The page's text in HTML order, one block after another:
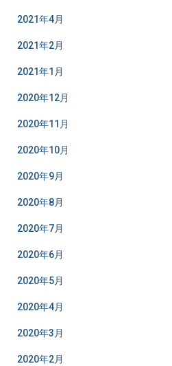
2021年4月
2021年2月
2021年1月
2020年12月
2020年11月
2020年10月
2020年9月
2020年8月
2020年7月
2020年6月
2020年5月
2020年4月
2020年3月
2020年2月